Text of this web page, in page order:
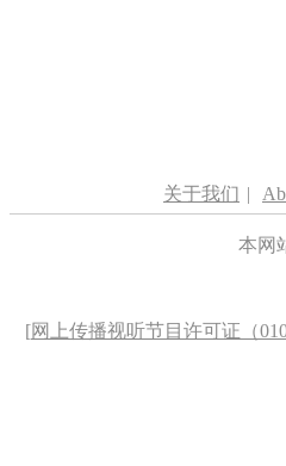
关于我们 |
本网
[网上传播视听节目许可证（